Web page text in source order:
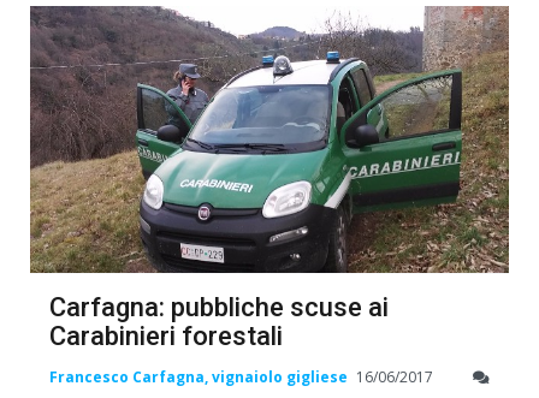
Carfagna: pubbliche scuse ai
Carabinieri forestali
Francesco Carfagna, vignaiolo gigliese 16/06/2017